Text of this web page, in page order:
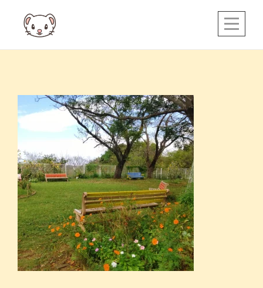
content
稿
ナ
ビ
ゲ
ー
シ
ョ
ン